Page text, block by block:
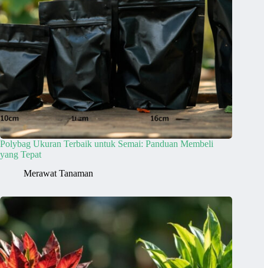
Polybag Ukuran Terbaik untuk Semai: Panduan Membeli
yang Tepat
Merawat Tanaman